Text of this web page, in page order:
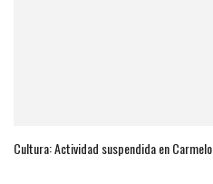
Cultura: Actividad suspendida en Carmelo